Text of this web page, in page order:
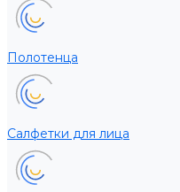
Полотенца
Салфетки для лица